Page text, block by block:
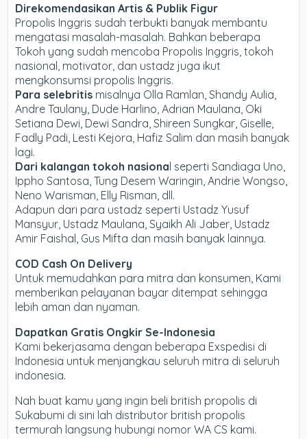
Direkomendasikan Artis & Publik Figur
Propolis Inggris sudah terbukti banyak membantu
mengatasi masalah-masalah. Bahkan beberapa
Tokoh yang sudah mencoba Propolis Inggris, tokoh
nasional, motivator, dan ustadz juga ikut
mengkonsumsi propolis Inggris.
Para selebritis misalnya Olla Ramlan, Shandy Aulia,
Andre Taulany, Dude Harlino, Adrian Maulana, Oki
Setiana Dewi, Dewi Sandra, Shireen Sungkar, Giselle,
Fadly Padi, Lesti Kejora, Hafiz Salim dan masih banyak
lagi.
Dari kalangan tokoh nasional seperti Sandiaga Uno,
Ippho Santosa, Tung Desem Waringin, Andrie Wongso,
Neno Warisman, Elly Risman, dll.
Adapun dari para ustadz seperti Ustadz Yusuf
Mansyur, Ustadz Maulana, Syaikh Ali Jaber, Ustadz
Amir Faishal, Gus Mifta dan masih banyak lainnya.
COD Cash On Delivery
Untuk memudahkan para mitra dan konsumen, Kami
memberikan pelayanan bayar ditempat sehingga
lebih aman dan nyaman.
Dapatkan Gratis Ongkir Se-Indonesia
Kami bekerjasama dengan beberapa Exspedisi di
Indonesia untuk menjangkau seluruh mitra di seluruh
indonesia.
Nah buat kamu yang ingin beli british propolis di
Sukabumi di sini lah distributor british propolis
termurah langsung hubungi nomor WA CS kami.